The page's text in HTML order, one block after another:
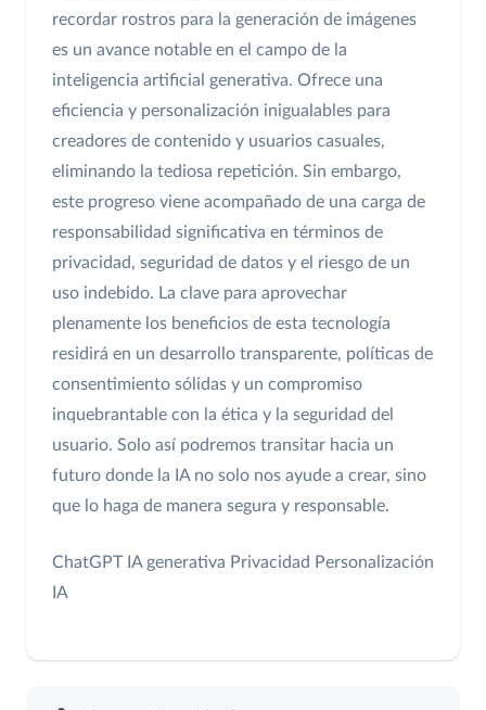
recordar rostros para la generación de imágenes
es un avance notable en el campo de la
inteligencia artificial generativa. Ofrece una
eficiencia y personalización inigualables para
creadores de contenido y usuarios casuales,
eliminando la tediosa repetición. Sin embargo,
este progreso viene acompañado de una carga de
responsabilidad significativa en términos de
privacidad, seguridad de datos y el riesgo de un
uso indebido. La clave para aprovechar
plenamente los beneficios de esta tecnología
residirá en un desarrollo transparente, políticas de
consentimiento sólidas y un compromiso
inquebrantable con la ética y la seguridad del
usuario. Solo así podremos transitar hacia un
futuro donde la IA no solo nos ayude a crear, sino
que lo haga de manera segura y responsable.
ChatGPT IA generativa Privacidad Personalización
IA